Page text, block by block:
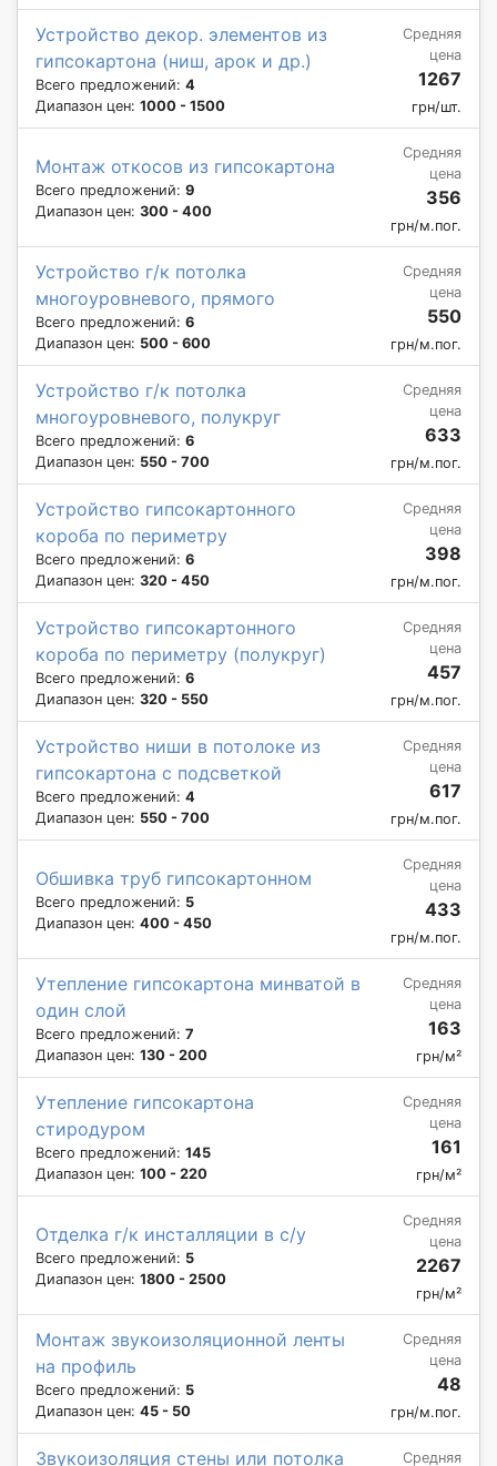
Устройство декор. элементов из
гипсокартона (ниш, арок и др.)
Всего предложений: 4
Диапазон цен: 1000 - 1500
Средняя
цена
1267
грн/шт.
Монтаж откосов из гипсокартона
Всего предложений: 9
Диапазон цен: 300 - 400
Средняя
цена
356
грн/м.пог.
Устройство г/к потолка
многоуровневого, прямого
Всего предложений: 6
Диапазон цен: 500 - 600
Средняя
цена
550
грн/м.пог.
Устройство г/к потолка
многоуровневого, полукруг
Всего предложений: 6
Диапазон цен: 550 - 700
Средняя
цена
633
грн/м.пог.
Устройство гипсокартонного
короба по периметру
Всего предложений: 6
Диапазон цен: 320 - 450
Средняя
цена
398
грн/м.пог.
Устройство гипсокартонного
короба по периметру (полукруг)
Всего предложений: 6
Диапазон цен: 320 - 550
Средняя
цена
457
грн/м.пог.
Устройство ниши в потолоке из
гипсокартона с подсветкой
Всего предложений: 4
Диапазон цен: 550 - 700
Средняя
цена
617
грн/м.пог.
Обшивка труб гипсокартонном
Всего предложений: 5
Диапазон цен: 400 - 450
Средняя
цена
433
грн/м.пог.
Утепление гипсокартона минватой в
один слой
Всего предложений: 7
Диапазон цен: 130 - 200
Средняя
цена
163
грн/м²
Утепление гипсокартона
стиродуром
Всего предложений: 145
Диапазон цен: 100 - 220
Средняя
цена
161
грн/м²
Отделка г/к инсталляции в с/у
Всего предложений: 5
Диапазон цен: 1800 - 2500
Средняя
цена
2267
грн/м²
Монтаж звукоизоляционной ленты
на профиль
Всего предложений: 5
Диапазон цен: 45 - 50
Средняя
цена
48
грн/м.пог.
Звукоизоляция стены или потолка Средняя